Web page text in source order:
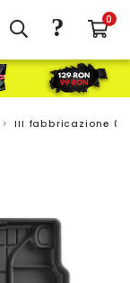
0
?
III fabbricazione